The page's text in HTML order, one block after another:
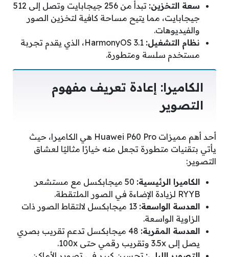
سعة التخزين:
تبدأ من 256 جيجابايت وتصل إلى 512
جيجابايت، مما يتيح مساحة كافية لتخزين الصور
والفيديوهات.
نظام التشغيل:
HarmonyOS 3.1، الذي يقدم تجربة
مستخدم سلسة ومتطورة.
الكاميرا: إعادة تعريف مفهوم
التصوير
أحد أهم مميزات Huawei P60 Pro هي الكاميرا، حيث
يأتي بتقنيات متطورة تجعل منه خيارًا مثاليًا لعشاق
التصوير:
الكاميرا الرئيسية:
50 ميجابكسل مع مستشعر
RYYB لزيادة الإضاءة في الصور الملتقطة.
العدسة الواسعة:
13 ميجابكسل لالتقاط الصور ذات
الزاوية الواسعة.
العدسة المقربة:
48 ميجابكسل تدعم تقريب بصري
يصل إلى 3.5x وتقريب رقمي حتى 100x.